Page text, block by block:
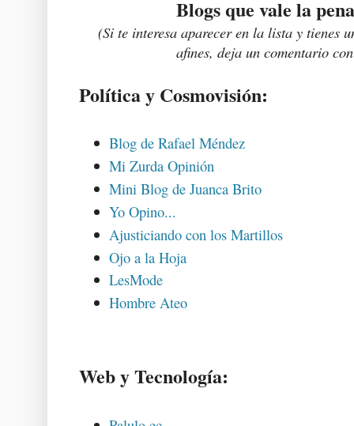
Blogs que vale la
(Si te interesa aparecer en la lista y tienes
afines, deja un comentario
Política y Cosmovisión:
Blog de Rafael Méndez
Mi Zurda Opinión
Mini Blog de Juanca Brito
Yo Opino...
Ajusticiando con los Martillos
Ojo a la Hoja
LesMode
Hombre Ateo
Web y Tecnología: